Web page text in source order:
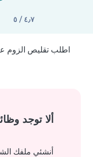
٤٫٧ / ٥
اطلب تقليص الزوم
ألا توجد
أنشئي ملفك